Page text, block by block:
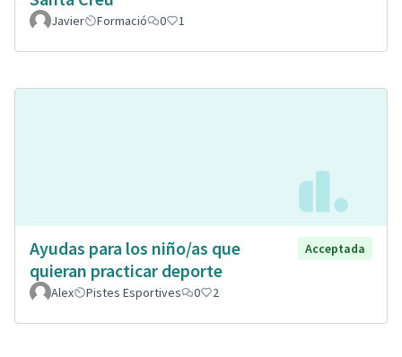
Javier Formació 0 1
Ayudas para los niño/as que
quieran practicar deporte
Acceptada
Alex Pistes Esportives 0 2